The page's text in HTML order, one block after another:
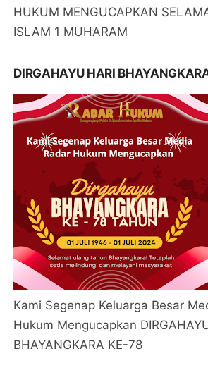
HUKUM MENGUCAPKAN
ISLAM 1 MUHARAM
DIRGAHAYU HARI
Kami Segenap Keluarga Besar
Hukum Mengucapkan
BHAYANGKARA KE-78